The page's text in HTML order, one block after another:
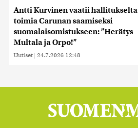
Antti Kurvinen vaatii hallitukselta
toimia Carunan saamiseksi
suomalaisomistukseen: ”Herätys
Multala ja Orpo!”
Uutiset | 24.7.2026 12:48